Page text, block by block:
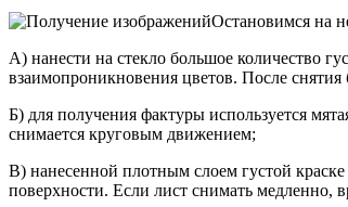
Остановимся на
А) нанести на стекло большое количество
взаимопроникновения цветов. После
Б) для получения фактуры используется
снимается круговым движением;
В) нанесенной плотным слоем густой
поверхности. Если лист снимать медленно,